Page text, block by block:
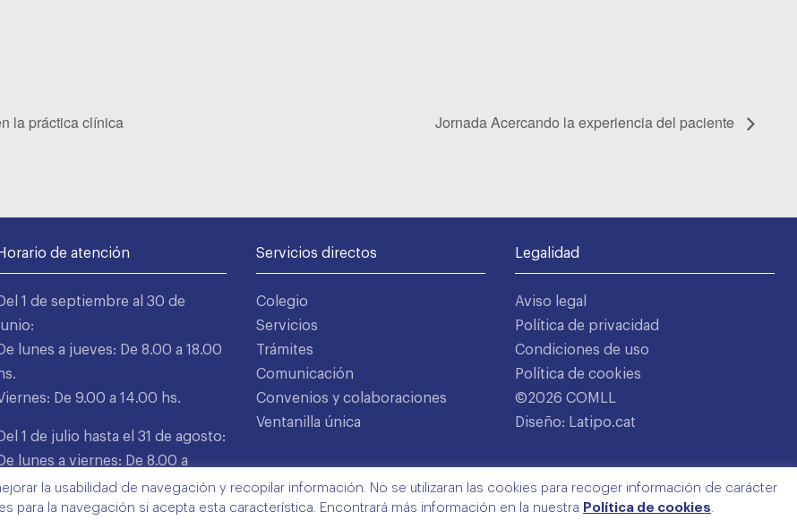
la práctica clínica Jornada Acercando la experiencia del paciente
Horario de atención
Del 1 de septiembre al 30 de
De lunes a jueves: De 8.00 a 18.00
hs.
De 9.00 a 14.00 hs.
Del 1 de julio hasta el 31 de agosto:
De lunes a viernes: De 8.00 a
hs.
Servicios directos
Colegio
Servicios
Trámites
Comunicación
Convenios y colaboraciones
Ventanilla única
Legalidad
Aviso legal
Política de privacidad
Condiciones de uso
Política de cookies
©2026 COMLL
Diseño: Latipo.cat
la usabilidad de navegación y recopilar información. No se utilizaran las cookies para recoger información de carácter
para la navegación si acepta esta característica. Encontrará más información en la nuestra Política de cookies.